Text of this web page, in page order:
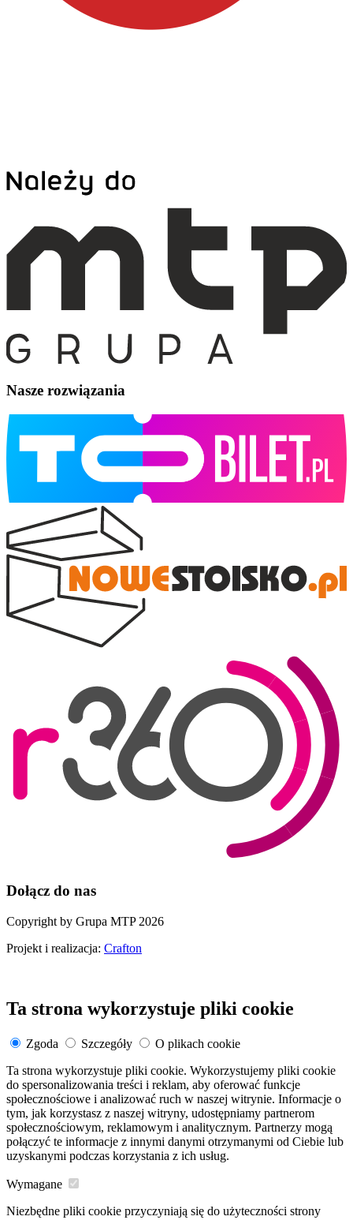
Nasze rozwiązania
Dołącz do nas
Copyright by Grupa MTP 2026
Projekt i realizacja: Crafton
Ta strona wykorzystuje pliki cookie
Zgoda Szczegóły
O plikach cookie
Ta strona wykorzystuje pliki cookie. Wykorzystujemy pliki cookie
do spersonalizowania treści i reklam, aby oferować funkcje
społecznościowe i analizować ruch w naszej witrynie. Informacje o
tym, jak korzystasz z naszej witryny, udostępniamy partnerom
społecznościowym, reklamowym i analitycznym. Partnerzy mogą
połączyć te informacje z innymi danymi otrzymanymi od Ciebie lub
uzyskanymi podczas korzystania z ich usług.
Wymagane
Niezbędne pliki cookie przyczyniają się do użyteczności strony